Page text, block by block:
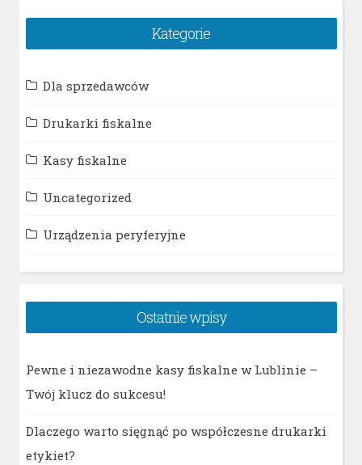
Kategorie
Dla sprzedawców
Drukarki fiskalne
Kasy fiskalne
Uncategorized
Urządzenia peryferyjne
Ostatnie wpisy
Pewne i niezawodne kasy fiskalne w Lublinie –
Twój klucz do sukcesu!
Dlaczego warto sięgnąć po współczesne drukarki
etykiet?